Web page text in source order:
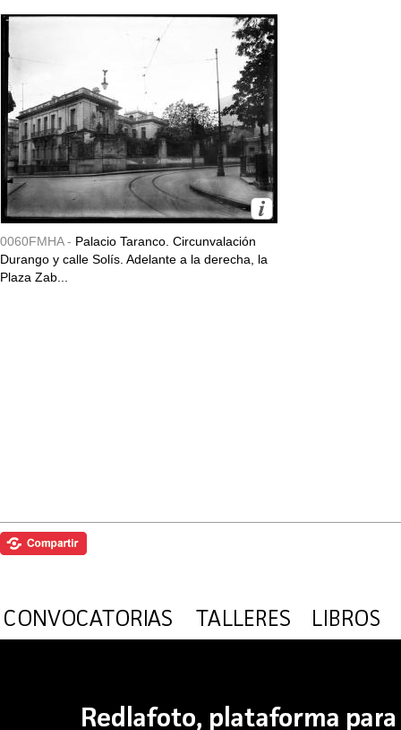
0060FMHA - Palacio Taranco. Circunvalación
Durango y calle Solís. Adelante a la derecha, la
Plaza Zab...